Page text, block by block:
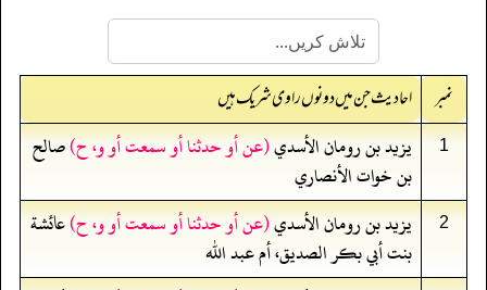
نمبر احادیث جن میں دونوں راوی شریک ہیں
1 يزيد بن رومان الأسدي(عن أو حدثنا أو سمعت أو و، ح)صالح
بن خوات الأنصاري
2 يزيد بن رومان الأسدي(عن أو حدثنا أو سمعت أو و، ح)عائشة
بنت أبي بكر الصديق، أم عبد الله